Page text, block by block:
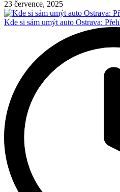
23 července, 2025
Kde si sám umýt auto Ostrava: